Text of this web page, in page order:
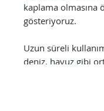
kaplama olmasına
gösteriyoruz.
Uzun süreli
deniz, havuz gibi